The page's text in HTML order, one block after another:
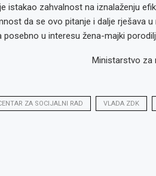
istakao zahvalnost na iznalaženju
da se ovo pitanje i dalje rješava
u interesu žena-majki
Ministarstvo za
ZA SOCIJALNI RAD VLADA ZDK